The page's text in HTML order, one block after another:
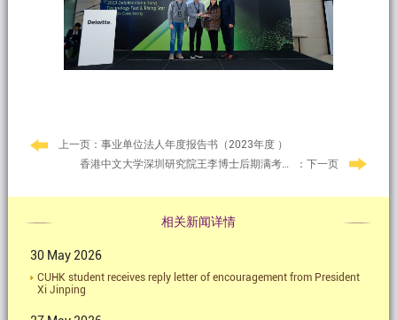
上一页：事业单位法人年度报告书（2023年度 ）
香港中文大学深圳研究院王李博士后期满考核答辩会顺利举行
：下一页
相关新闻详情
30 May 2026
CUHK student receives reply letter of encouragement from President
Xi Jinping